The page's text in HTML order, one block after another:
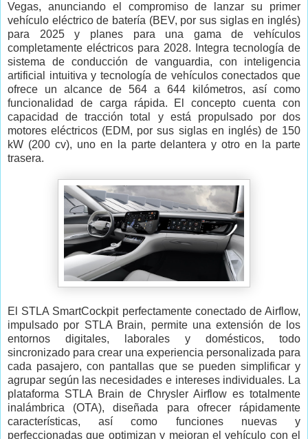
Vegas, anunciando el compromiso de lanzar su primer
vehículo eléctrico de batería (BEV, por sus siglas en inglés)
para 2025 y planes para una gama de vehículos
completamente eléctricos para 2028. Integra tecnología de
sistema de conducción de vanguardia, con inteligencia
artificial intuitiva y tecnología de vehículos conectados que
ofrece un alcance de 564 a 644 kilómetros, así como
funcionalidad de carga rápida. El concepto cuenta con
capacidad de tracción total y está propulsado por dos
motores eléctricos (EDM, por sus siglas en inglés) de 150
kW (200 cv), uno en la parte delantera y otro en la parte
trasera.
El STLA SmartCockpit perfectamente conectado de Airflow,
impulsado por STLA Brain, permite una extensión de los
entornos digitales, laborales y domésticos, todo
sincronizado para crear una experiencia personalizada para
cada pasajero, con pantallas que se pueden simplificar y
agrupar según las necesidades e intereses individuales. La
plataforma STLA Brain de Chrysler Airflow es totalmente
inalámbrica (OTA), diseñada para ofrecer rápidamente
características, así como funciones nuevas y
perfeccionadas que optimizan y mejoran el vehículo con el